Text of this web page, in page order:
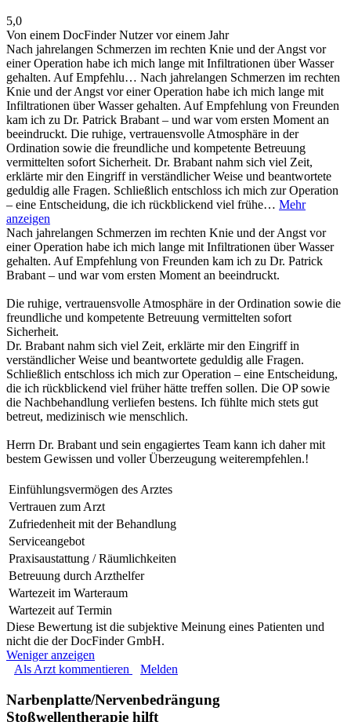
5,0
Von einem DocFinder Nutzervor einem Jahr
Nach jahrelangen Schmerzen im rechten Knie und der Angst vor
einer Operation habe ich mich lange mit Infiltrationen über Wasser
gehalten. Auf Empfehlu… Nach jahrelangen Schmerzen im rechten
Knie und der Angst vor einer Operation habe ich mich lange mit
Infiltrationen über Wasser gehalten. Auf Empfehlung von Freunden
kam ich zu Dr. Patrick Brabant – und war vom ersten Moment an
beeindruckt. Die ruhige, vertrauensvolle Atmosphäre in der
Ordination sowie die freundliche und kompetente Betreuung
vermittelten sofort Sicherheit. Dr. Brabant nahm sich viel Zeit,
erklärte mir den Eingriff in verständlicher Weise und beantwortete
geduldig alle Fragen. Schließlich entschloss ich mich zur Operation
– eine Entscheidung, die ich rückblickend viel frühe… Mehr
anzeigen
Nach jahrelangen Schmerzen im rechten Knie und der Angst vor
einer Operation habe ich mich lange mit Infiltrationen über Wasser
gehalten. Auf Empfehlung von Freunden kam ich zu Dr. Patrick
Brabant – und war vom ersten Moment an beeindruckt.
Die ruhige, vertrauensvolle Atmosphäre in der Ordination sowie die
freundliche und kompetente Betreuung vermittelten sofort
Sicherheit.
Dr. Brabant nahm sich viel Zeit, erklärte mir den Eingriff in
verständlicher Weise und beantwortete geduldig alle Fragen.
Schließlich entschloss ich mich zur Operation – eine Entscheidung,
die ich rückblickend viel früher hätte treffen sollen. Die OP sowie
die Nachbehandlung verliefen bestens. Ich fühlte mich stets gut
betreut, medizinisch wie menschlich.
Herrn Dr. Brabant und sein engagiertes Team kann ich daher mit
bestem Gewissen und voller Überzeugung weiterempfehlen.!
Einfühlungsvermögen des Arztes
Vertrauen zum Arzt
Zufriedenheit mit der Behandlung
Serviceangebot
Praxisaustattung / Räumlichkeiten
Betreuung durch Arzthelfer
Wartezeit im Warteraum
Wartezeit auf Termin
Diese Bewertung ist die subjektive Meinung eines Patienten und
nicht die der DocFinder GmbH.
Weniger anzeigen
Als Arzt kommentieren
Melden
Narbenplatte/Nervenbedrängung
Stoßwellentherapie hilft